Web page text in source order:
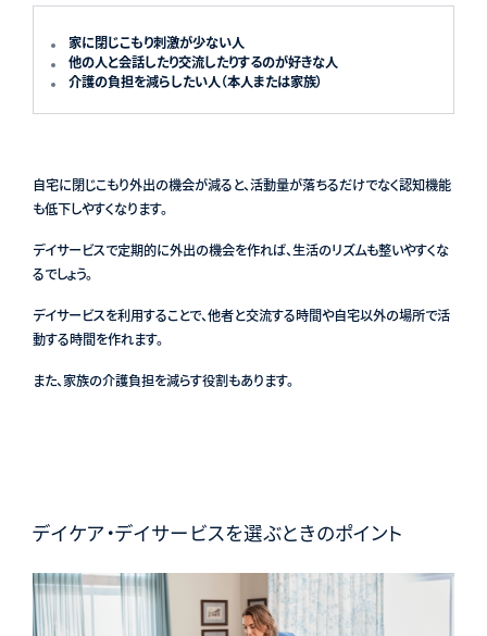
家に閉じこもり刺激が少ない人
他の人と会話したり交流したりするのが好きな人
介護の負担を減らしたい人（本人または家族）
自宅に閉じこもり外出の機会が減ると、活動量が落ちるだけでなく認知機能
も低下しやすくなります。
デイサービスで定期的に外出の機会を作れば、生活のリズムも整いやすくな
るでしょう。
デイサービスを利用することで、他者と交流する時間や自宅以外の場所で活
動する時間を作れます。
また、家族の介護負担を減らす役割もあります。
デイケア・デイサービスを選ぶときのポイント